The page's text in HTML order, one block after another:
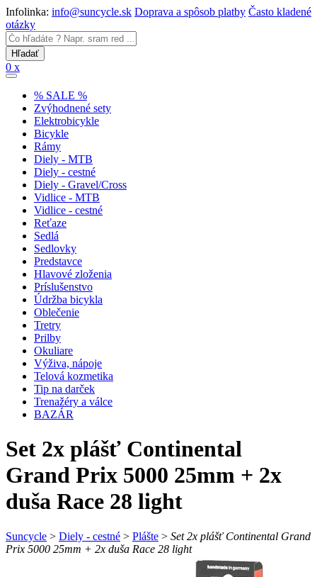
Infolinka: info@suncycle.sk Doprava a spôsob platby Často kladené
otázky
0 x
% SALE %
Zvýhodnené sety
Elektrobicykle
Bicykle
Rámy
Diely - MTB
Diely - cestné
Diely - Gravel/Cross
Vidlice - MTB
Vidlice - cestné
Reťaze
Sedlá
Sedlovky
Predstavce
Hlavové zloženia
Príslušenstvo
Údržba bicykla
Oblečenie
Tretry
Prilby
Okuliare
Výživa, nápoje
Telová kozmetika
Tip na darček
Trenažéry a válce
BAZÁR
Set 2x plášť Continental
Grand Prix 5000 25mm + 2x
duša Race 28 light
Suncycle > Diely - cestné > Plášte > Set 2x plášť Continental Grand
Prix 5000 25mm + 2x duša Race 28 light